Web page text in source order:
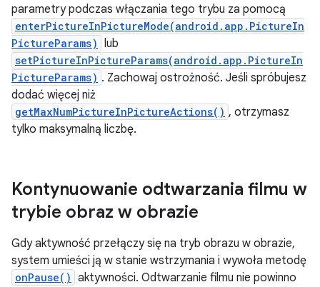
parametry podczas włączania tego trybu za pomocą
enterPictureInPictureMode(android.app.PictureIn
PictureParams) lub
setPictureInPictureParams(android.app.PictureIn
PictureParams) . Zachowaj ostrożność. Jeśli spróbujesz
dodać więcej niż
getMaxNumPictureInPictureActions() , otrzymasz
tylko maksymalną liczbę.
Kontynuowanie odtwarzania filmu w
trybie obraz w obrazie
Gdy aktywność przełączy się na tryb obrazu w obrazie,
system umieści ją w stanie wstrzymania i wywoła metodę
onPause() aktywności. Odtwarzanie filmu nie powinno